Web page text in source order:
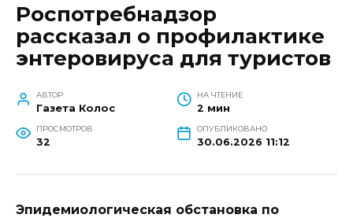
Роспотребнадзор
рассказал о профилактике
энтеровируса для туристов
АВТОР
Газета Колос
НА ЧТЕНИЕ
2 мин
ПРОСМОТРОВ
32
ОПУБЛИКОВАНО
30.06.2026 11:12
Эпидемиологическая обстановка по